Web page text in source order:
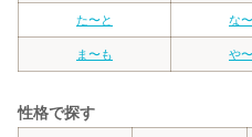
た〜と な
ま〜も や
性格で探す